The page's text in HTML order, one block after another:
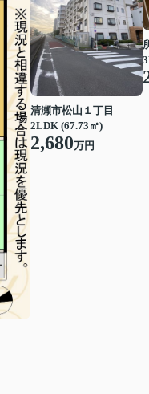
清瀬市松山１丁目
2LDK (67.73㎡)
2,680万円